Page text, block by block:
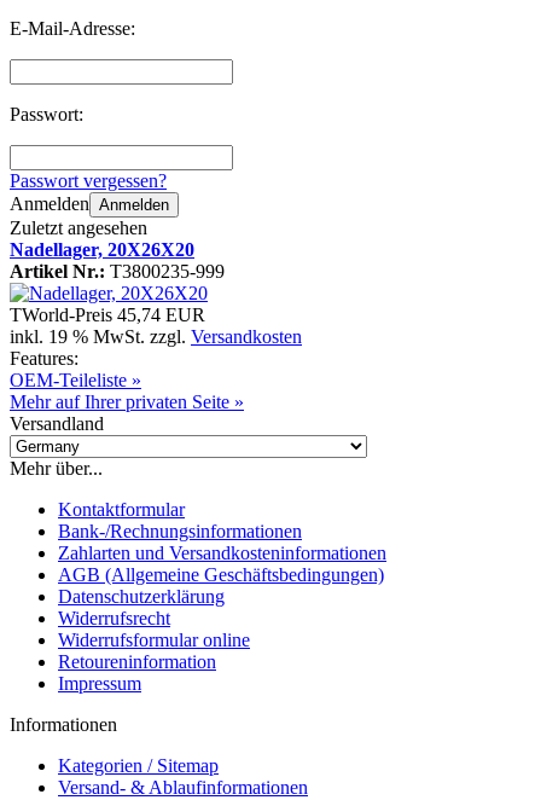
E-Mail-Adresse:
Passwort:
Passwort vergessen?
Anmelden Anmelden
Zuletzt angesehen
Nadellager, 20X26X20
Artikel Nr.: T3800235-999
TWorld-Preis 45,74 EUR
inkl. 19 % MwSt. zzgl. Versandkosten
Features:
OEM-Teileliste »
Mehr auf Ihrer privaten Seite »
Versandland
Mehr über...
Kontaktformular
Bank-/Rechnungsinformationen
Zahlarten und Versandkosteninformationen
AGB (Allgemeine Geschäftsbedingungen)
Datenschutzerklärung
Widerrufsrecht
Widerrufsformular online
Retoureninformation
Impressum
Informationen
Kategorien / Sitemap
Versand- & Ablaufinformationen